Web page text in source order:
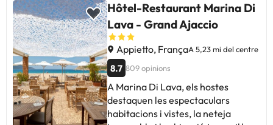
Hôtel-Restaurant Marina Di
Lava - Grand Ajaccio
Appietto, FrançaA 5,23 mi del centre
8.7 809 opinions
A Marina Di Lava, els hostes
destaquen les espectaculars
habitacions i vistes, la neteja